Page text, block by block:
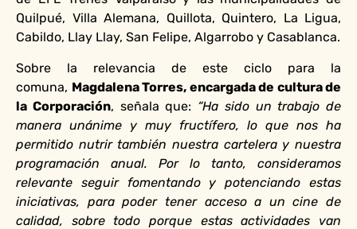
Quilpué, Villa Alemana, Quillota, Quintero, La Ligua,
Cabildo, Llay Llay, San Felipe, Algarrobo y Casablanca.
Sobre la relevancia de este ciclo para la
comuna, Magdalena Torres, encargada de cultura de
la Corporación, señala que: “Ha sido un trabajo de
manera unánime y muy fructífero, lo que nos ha
permitido nutrir también nuestra cartelera y nuestra
programación anual. Por lo tanto, consideramos
relevante seguir fomentando y potenciando estas
iniciativas, para poder tener acceso a un cine de
calidad, sobre todo porque estas actividades van